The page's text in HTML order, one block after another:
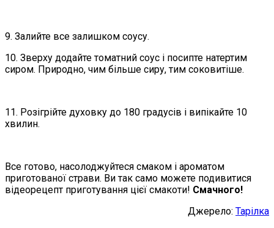
9. Залийте все залишком соусу.
10. Зверху додайте томатний соус і посипте натертим
сиром. Природно, чим більше сиру, тим соковитіше.
11. Розігрійте духовку до 180 градусів і випікайте 10
хвилин.
Все готово, насолоджуйтеся смаком і ароматом
приготованої страви. Ви так само можете подивитися
відеорецепт приготування цієї смакоти! Смачного!
Джерело: Тарілка